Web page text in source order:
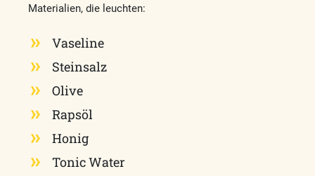
Materialien, die leuchten:
Vaseline
Steinsalz
Olive
Rapsöl
Honig
Tonic Water